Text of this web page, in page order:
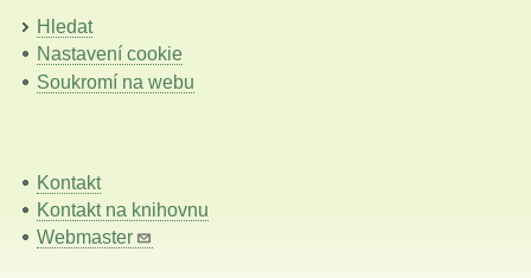
Hledat
Nastavení cookie
Soukromí na webu
Kontakt
Kontakt na knihovnu
Webmaster